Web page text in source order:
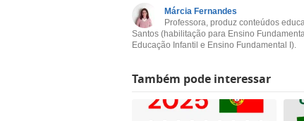
Márcia Fernandes
Professora, produz conteúdos
Santos (habilitação para Ensino
Educação Infantil e Ensino Fundamental I).
Também pode interessar